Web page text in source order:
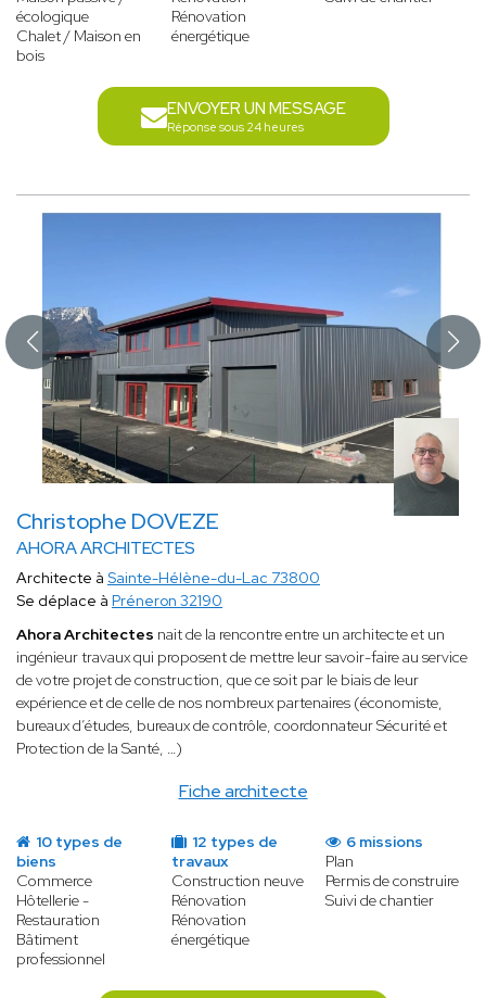
écologique
Chalet / Maison en
bois
Rénovation
énergétique
ENVOYER UN MESSAGE
Réponse sous 24 heures
Christophe DOVEZE
AHORA ARCHITECTES
Fiche architecte
Architecte à Sainte-Hélène-du-Lac 73800
Se déplace à Préneron 32190
Ahora Architectes nait de la rencontre entre un architecte et un
ingénieur travaux qui proposent de mettre leur savoir-faire au service
de votre projet de construction, que ce soit par le biais de leur
expérience et de celle de nos nombreux partenaires (économiste,
bureaux d’études, bureaux de contrôle, coordonnateur Sécurité et
Protection de la Santé, …)
10 types de
biens
Commerce
Hôtellerie -
Restauration
Bâtiment
professionnel
12 types de
travaux
Construction neuve
Rénovation
Rénovation
énergétique
6 missions
Plan
Permis de construire
Suivi de chantier